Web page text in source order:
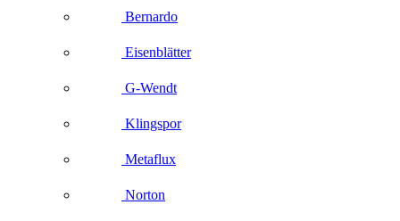
Bernardo
Eisenblätter
G-Wendt
Klingspor
Metaflux
Norton